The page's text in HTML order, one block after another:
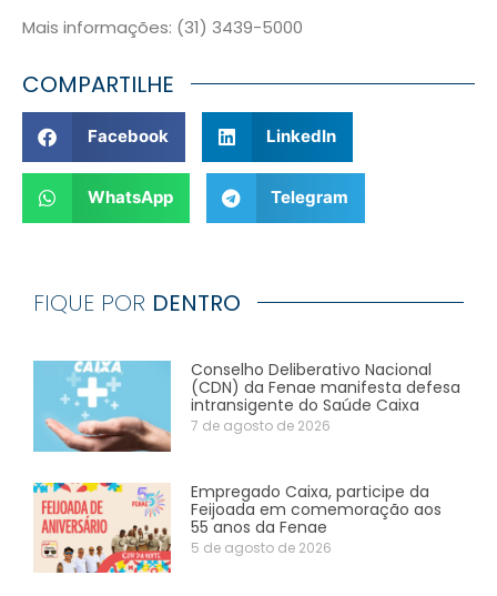
Mais informações: (31) 3439-5000
COMPARTILHE
Facebook LinkedIn
WhatsApp Telegram
FIQUE POR DENTRO
Conselho Deliberativo Nacional
(CDN) da Fenae manifesta defesa
intransigente do Saúde Caixa
7 de agosto de 2026
Empregado Caixa, participe da
Feijoada em comemoração aos
55 anos da Fenae
5 de agosto de 2026